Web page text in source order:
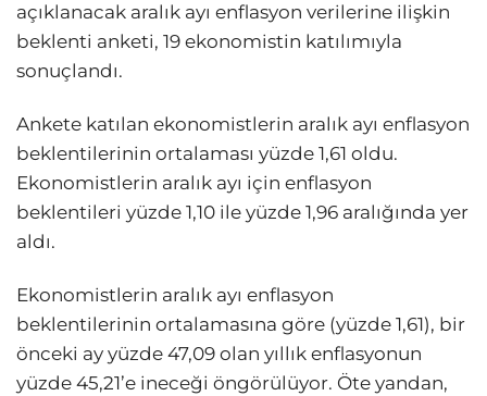
açıklanacak aralık ayı enflasyon verilerine ilişkin
beklenti anketi, 19 ekonomistin katılımıyla
sonuçlandı.
Ankete katılan ekonomistlerin aralık ayı enflasyon
beklentilerinin ortalaması yüzde 1,61 oldu.
Ekonomistlerin aralık ayı için enflasyon
beklentileri yüzde 1,10 ile yüzde 1,96 aralığında yer
aldı.
Ekonomistlerin aralık ayı enflasyon
beklentilerinin ortalamasına göre (yüzde 1,61), bir
önceki ay yüzde 47,09 olan yıllık enflasyonun
yüzde 45,21’e ineceği öngörülüyor. Öte yandan,